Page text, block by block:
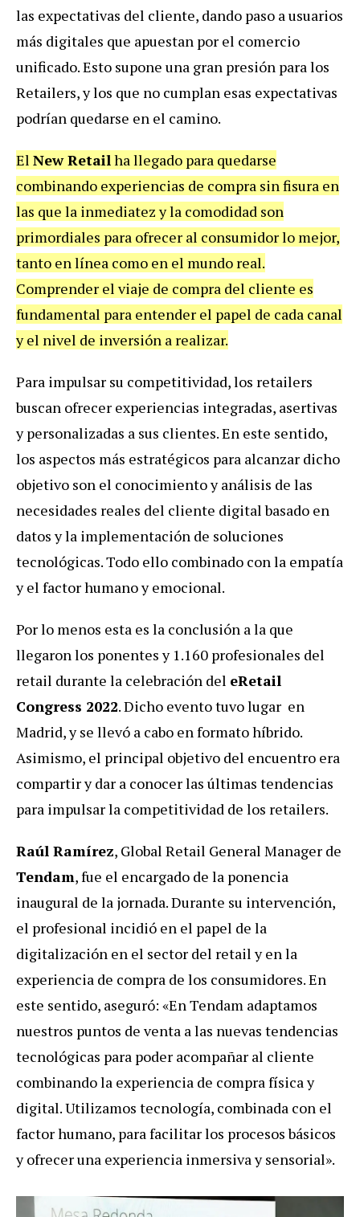
las expectativas del cliente, dando paso a usuarios
más digitales que apuestan por el comercio
unificado. Esto supone una gran presión para los
Retailers, y los que no cumplan esas expectativas
podrían quedarse en el camino.
El New Retailha llegado para quedarse
combinando experiencias de compra sin fisura en
las que la inmediatez y la comodidad son
primordiales para ofrecer al consumidor lo mejor,
tanto en línea como en el mundo real.
Comprender el viaje de compra del cliente es
fundamental para entender el papel de cada canal
y el nivel de inversión a realizar.
Para impulsar su competitividad, los retailers
buscan ofrecer experiencias integradas, asertivas
y personalizadas a sus clientes. En este sentido,
los aspectos más estratégicos para alcanzar dicho
objetivo son el conocimiento y análisis de las
necesidades reales del cliente digital basado en
datos y la implementación de soluciones
tecnológicas. Todo ello combinado con la empatía
y el factor humano y emocional.
Por lo menos esta es la conclusión a la que
llegaron los ponentes y 1.160 profesionales del
retail durante la celebración del eRetail
Congress 2022. Dicho evento tuvo lugar en
Madrid, y se llevó a cabo en formato híbrido.
Asimismo, el principal objetivo del encuentro era
compartir y dar a conocer las últimas tendencias
para impulsar la competitividad de los retailers.
Raúl Ramírez, Global Retail General Manager de
Tendam, fue el encargado de la ponencia
inaugural de la jornada. Durante su intervención,
el profesional incidió en el papel de la
digitalización en el sector del retail y en la
experiencia de compra de los consumidores. En
este sentido, aseguró: «En Tendam adaptamos
nuestros puntos de venta a las nuevas tendencias
tecnológicas para poder acompañar al cliente
combinando la experiencia de compra física y
digital. Utilizamos tecnología, combinada con el
factor humano, para facilitar los procesos básicos
y ofrecer una experiencia inmersiva y sensorial».